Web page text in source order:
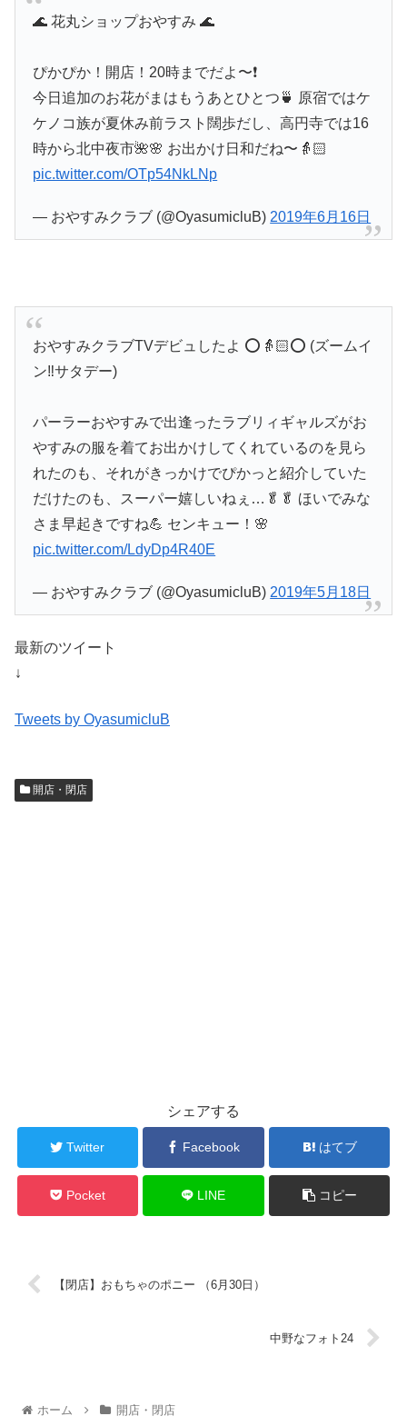
🌊 花丸ショップおやすみ 🌊
ぴかぴか！開店！20時までだよ〜❗️
今日追加のお花がまはもうあとひとつ🍵 原宿ではケ
ケノコ族が夏休み前ラスト闊歩だし、高円寺では16
時から北中夜市🌺🌸 お出かけ日和だね〜👵🏻
pic.twitter.com/OTp54NkLNp
— おやすみクラブ (@OyasumicluB) 2019年6月16日
おやすみクラブTVデビュしたよ ⭕️👵🏻⭕️ (ズームイ
ン‼︎サタデー)
パーラーおやすみで出逢ったラブリィギャルズがお
やすみの服を着てお出かけしてくれているのを見ら
れたのも、それがきっかけでぴかっと紹介していた
だけたのも、スーパー嬉しいねぇ…🥬🥬 ほいでみな
さま早起きですね💪 センキュー！🌸
pic.twitter.com/LdyDp4R40E
— おやすみクラブ (@OyasumicluB) 2019年5月18日
最新のツイート
↓
Tweets by OyasumicluB
開店・閉店
シェアする
Twitter Facebook はてブ
Pocket LINE コピー
【閉店】おもちゃのポニー （6月30日）
中野なフォト24
ホーム 開店・閉店